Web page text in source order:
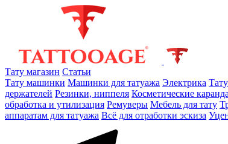
Тату магазин Статьи
Тату машинки Машинки для татуажа Электрика
держателей Резинки, ниппеля Косметические
обработка и утилизация Ремуверы Мебель для тату
аппаратам для татуажа Всё для отработки эскиза